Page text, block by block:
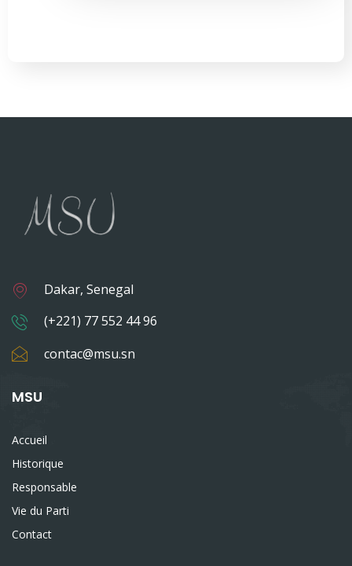
Dakar, Senegal
(+221) 77 552 44 96
contac@msu.sn
MSU
Accueil
Historique
Responsable
Vie du Parti
Contact